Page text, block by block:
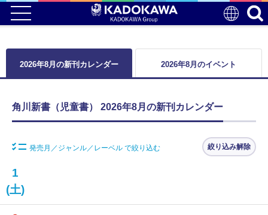
2026年8月の新刊カレンダー 2026年8月のイベント
角川新書（児童書） 2026年8月の新刊カレンダー
発売月／ジャンル／レーベル で絞り込む 絞り込み解除
1
(土)